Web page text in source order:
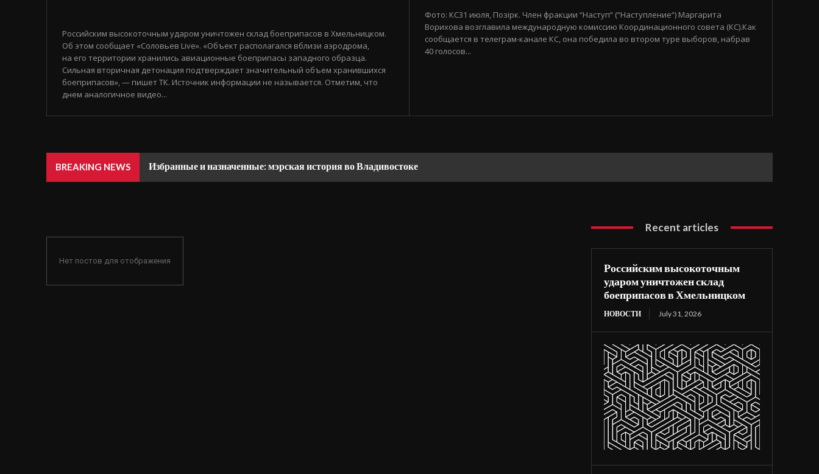
Российским высокоточным ударом уничтожен склад боеприпасов в Хмельницком.
Об этом сообщает «Соловьев Live». «Объект располагался вблизи аэродрома,
на его территории хранились авиационные боеприпасы западного образца.
Сильная вторичная детонация подтверждает значительный объем хранившихся
боеприпасов», — пишет ТК. Источник информации не называется. Отметим, что
днем аналогичное видео...
Фото: КС31 июля, Позірк. Член фракции “Наступ“ (“Наступление“) Маргарита
Ворихова возглавила международную комиссию Координационного совета (КС).Как
сообщается в телеграм-канале КС, она победила во втором туре выборов, набрав
40 голосов...
BREAKING NEWS Избранные и назначенные: мэрская история во Владивостоке
Нет постов для отображения
Recent articles
Российским высокоточным
ударом уничтожен склад
боеприпасов в Хмельницком
НОВОСТИ July 31, 2026